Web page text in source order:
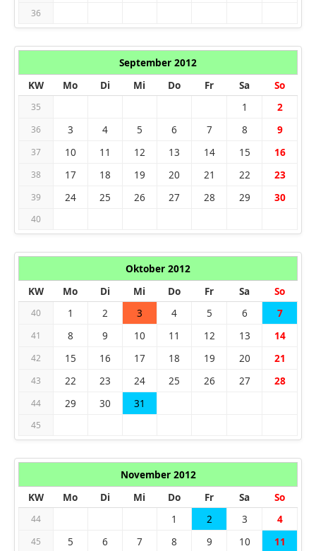
36
September 2012
KW
Mo Di Mi Do Fr Sa So
35 1 2
36 3 4 5 6 7 8 9
37 10 11 12 13 14 15 16
38 17 18 19 20 21 22 23
39 24 25 26 27 28 29 30
40
Oktober 2012
KW
Mo Di Mi Do Fr Sa So
40 1 2 3 4 5 6 7
41 8 9 10 11 12 13 14
42 15 16 17 18 19 20 21
43 22 23 24 25 26 27 28
44 29 30 31
45
November 2012
KW
Mo Di Mi Do Fr Sa So
44 1 2 3 4
45 5 6 7 8 9 10 11